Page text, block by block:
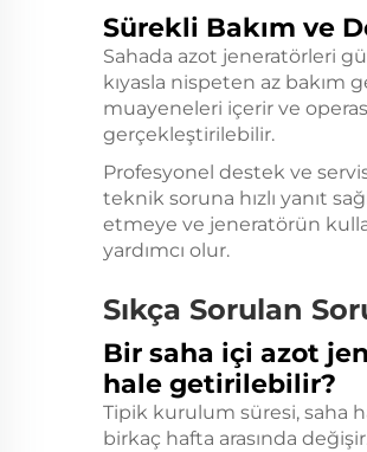
Sürekli Bakım ve
Sahada azot jeneratörleri
kıyasla nispeten az bakım
muayeneleri içerir ve
gerçekleştirilebilir.
Profesyonel destek ve
teknik soruna hızlı yanıt
etmeye ve jeneratörün
yardımcı olur.
Sıkça Sorulan
Bir saha içi azot
hale getirilebilir?
Tipik kurulum süresi, saha
birkaç hafta arasında